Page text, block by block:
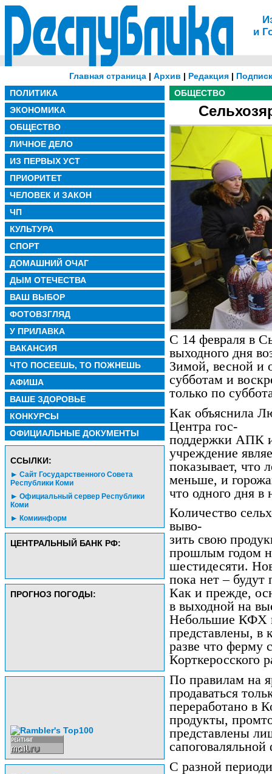
и
Главная страница| Архив | Редакция|
ПОЛИТИКА
ЭКОНОМИКА
ОБЩЕСТВО
ЛИЧНОЕ ДЕЛО
ИЗ ПЕРВЫХ УСТ
ПРИОРИТЕТ
ЧЕЛОВЕК И ЗАКОН
ЧП
КУЛЬТУРА
СПОРТ
ДОМАШНИЙ ОЧАГ
ДЫМ ОТЕЧЕСТВА
ВАШ ВЫБОР
ФОТОВЗГЛЯД
У ПРИЛАВКА
ВАКАНСИЯ
ЧТО ПОСЕЕШЬ, ТО ПОЖНЕШЬ
АФИША
ВАШЕ ЗДОРОВЬЕ
КОНКУРСЫ
ОФИЦИАЛЬНЫЕ ДОКУМЕНТЫ
CСЫЛКИ:
Сайт Государственного Совета
Республики Коми
Официальный сервер Республики
Коми
Комиинформ
ЦЕНТРАЛЬНЫЙ БАНК РФ:
ПРОГНОЗ ПОГОДЫ:
ОБЩЕСТВО
С 14 февраля в
выходного дня
Зимой, весной и
субботам и
только по
Как объяснила
Центра гос-
поддержки АПК
учреждение
показывает, что
меньше, и
что одного дня в
Количество
выво-
зить свою
прошлым годом
шестидесяти.
пока нет – будут
Как и прежде,
в выходной на
Небольшие КФХ
представлены, в
разве что
Корткеросского
По правилам на
продаваться
переработано в
продукты,
представлены
С разной